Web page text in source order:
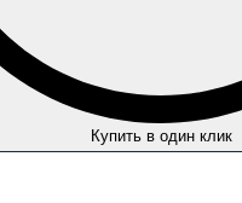
Купить в один клик